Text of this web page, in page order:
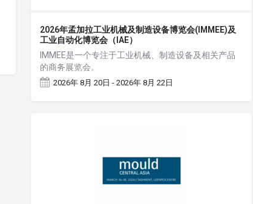
2026年孟加拉工业机械及制造设备博览会(IMMEE)及
工业自动化博览会（IAE）
IMMEE是一个专注于工业机械、制造设备及相关产品
的商务展览会。
2026年 8月 20日 - 2026年 8月 22日